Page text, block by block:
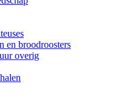
en broodroosters
overig